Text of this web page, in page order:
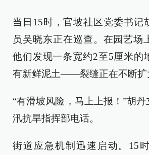
当日15时，官坡社区党委书记
员吴晓东正在巡查。在园艺场
他们发现一条宽约2至5厘米的
有新鲜泥土——裂缝正在不断扩
“有滑坡风险，马上上报！”胡
汛抗旱指挥部电话。
街道应急机制迅速启动。15